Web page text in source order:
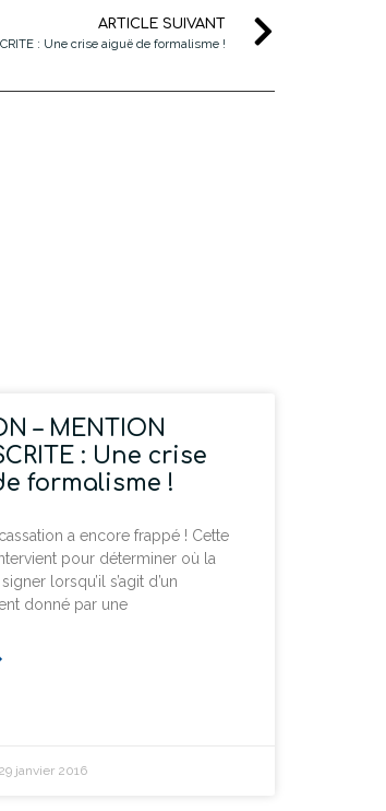
ARTICLE SUIVANT
: Une crise aiguë de formalisme !
– MENTION
: Une crise
formalisme !
a encore frappé ! Cette
pour déterminer où la
lorsqu’il s’agit d’un
donné par une
29 janvier 2016